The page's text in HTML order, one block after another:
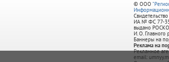
© ООО
ИА № ФС
выдано
И. О. Главного
Баннеры на
Реклама на
Рекламное
email: